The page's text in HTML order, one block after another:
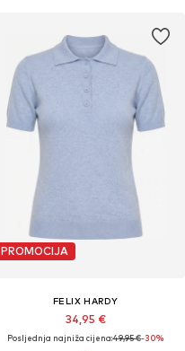
PROMOCIJA
FELIX HARDY
34,95 €
Posljednja najniža cijena:49,95 €-30%